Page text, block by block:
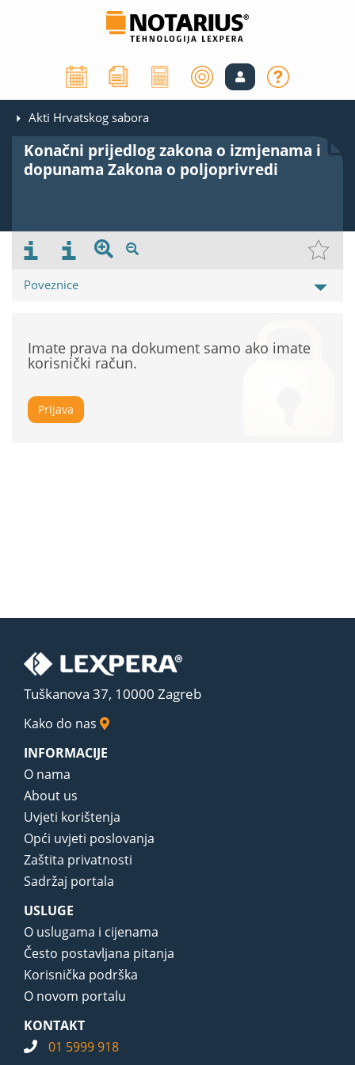
Akti Hrvatskog sabora
Konačni prijedlog zakona o izmjenama i
dopunama Zakona o poljoprivredi
Poveznice
Imate prava na dokument samo ako imate
korisnički račun.
Prijava
Tuškanova 37, 10000 Zagreb
Kako do nas
INFORMACIJE
O nama
About us
Uvjeti korištenja
Opći uvjeti poslovanja
Zaštita privatnosti
Sadržaj portala
USLUGE
O uslugama i cijenama
Često postavljana pitanja
Korisnička podrška
O novom portalu
KONTAKT
01 5999 918